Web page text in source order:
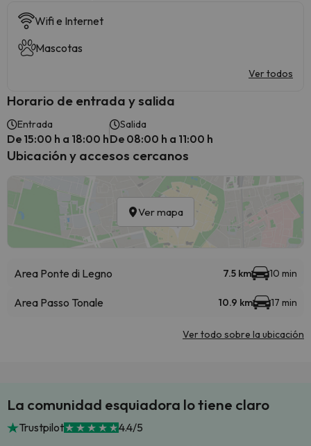
Wifi e Internet
Mascotas
Ver todos
Horario de entrada y salida
Entrada
De 15:00 h a 18:00 h
Salida
De 08:00 h a 11:00 h
Ubicación y accesos cercanos
Ver mapa
Area Ponte di Legno 7.5 km 10 min
Area Passo Tonale 10.9 km 17 min
Ver todo sobre la ubicación
La comunidad esquiadora lo tiene claro
Trustpilot 4.4/5